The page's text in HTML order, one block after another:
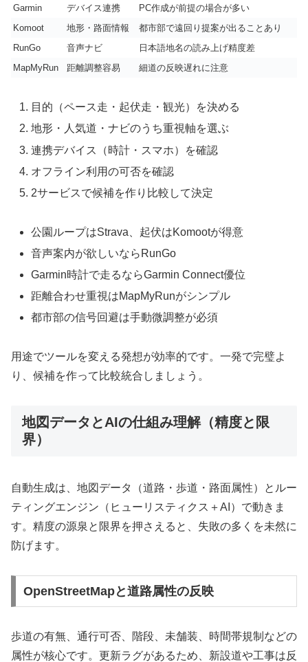
Garmin
デバイス連携
PC作成が前提の場合が多い
Komoot
地形・路面情報
都市部で遠回り提案が出ることあり
RunGo
音声ナビ
日本語地名の読み上げ精度差
MapMyRun
距離調整容易 細道の反映遅れに注意
目的（ペース走・起伏走・観光）を決める
地形・人気道・ナビのうち重視軸を選ぶ
連携デバイス（時計・スマホ）を確認
オフライン利用の可否を確認
2サービスで候補を作り比較して決定
公園ループはStrava、起伏はKomootが得意
音声案内が欲しいならRunGo
Garmin時計で走るならGarmin Connect優位
距離合わせ重視はMapMyRunがシンプル
都市部の信号回避は手動微調整が必須
用途でツールを変える発想が効率的です。一発で完璧よ
り、候補を作って比較統合しましょう。
地図データとAIの仕組み理解（精度と限
界）
自動生成は、地図データ（道路・歩道・路面属性）とルー
ティングエンジン（ヒューリスティクス＋AI）で動きま
す。精度の源泉と限界を押さえると、失敗の多くを未然に
防げます。
OpenStreetMapと道路属性の反映
歩道の有無、通行可否、階段、未舗装、時間帯規制などの
属性が核心です。更新ラグがあるため、新設道や工事は反